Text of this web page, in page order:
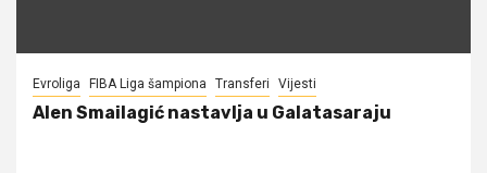
Evroliga FIBA Liga šampiona Transferi Vijesti
Alen Smailagić nastavlja u Galatasaraju